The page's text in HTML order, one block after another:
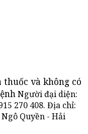
và không có
Người đại diện:
270 408. Địa chỉ:
Quyền - Hải